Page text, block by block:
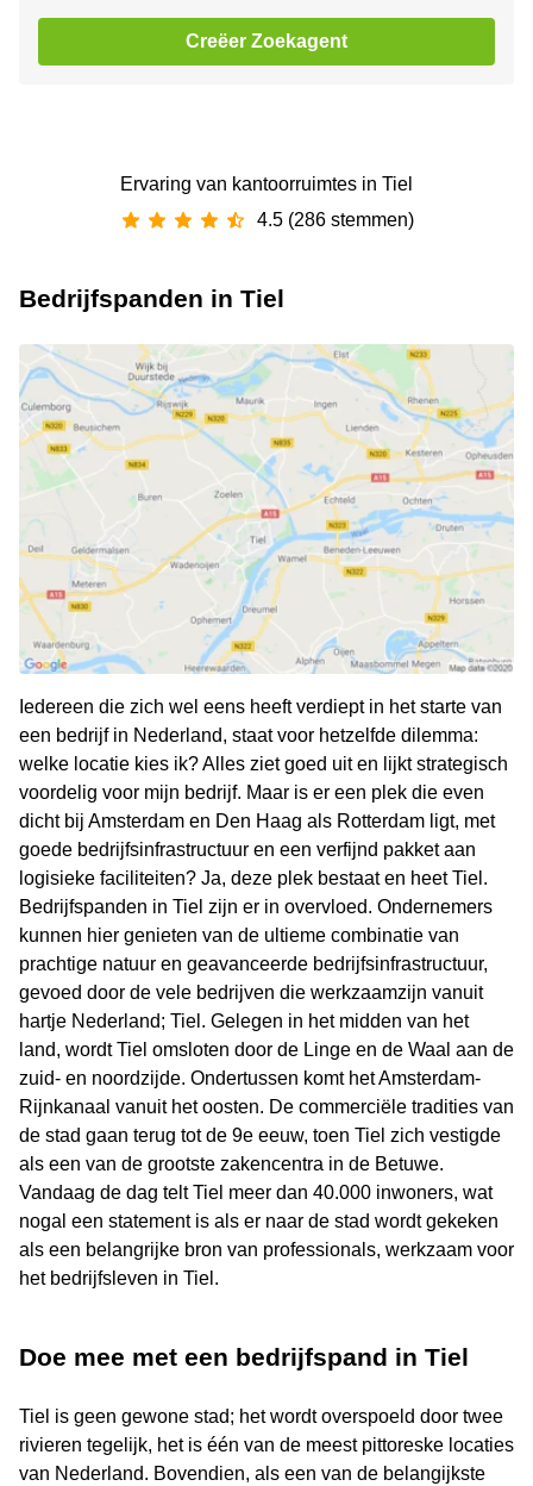
Creëer Zoekagent
Ervaring van ‪kantoorruimtes‬ in Tiel
4.5 (286 stemmen)
Bedrijfspanden in Tiel
Iedereen die zich wel eens heeft verdiept in het starte van
een bedrijf in Nederland, staat voor hetzelfde dilemma:
welke locatie kies ik? Alles ziet goed uit en lijkt strategisch
voordelig voor mijn bedrijf. Maar is er een plek die even
dicht bij Amsterdam en Den Haag als Rotterdam ligt, met
goede bedrijfsinfrastructuur en een verfijnd pakket aan
logisieke faciliteiten? Ja, deze plek bestaat en heet Tiel.
Bedrijfspanden in Tiel zijn er in overvloed. Ondernemers
kunnen hier genieten van de ultieme combinatie van
prachtige natuur en geavanceerde bedrijfsinfrastructuur,
gevoed door de vele bedrijven die werkzaamzijn vanuit
hartje Nederland; Tiel. Gelegen in het midden van het
land, wordt Tiel omsloten door de Linge en de Waal aan de
zuid- en noordzijde. Ondertussen komt het Amsterdam-
Rijnkanaal vanuit het oosten. De commerciële tradities van
de stad gaan terug tot de 9e eeuw, toen Tiel zich vestigde
als een van de grootste zakencentra in de Betuwe.
Vandaag de dag telt Tiel meer dan 40.000 inwoners, wat
nogal een statement is als er naar de stad wordt gekeken
als een belangrijke bron van professionals, werkzaam voor
het bedrijfsleven in Tiel.
Doe mee met een bedrijfspand in Tiel
Tiel is geen gewone stad; het wordt overspoeld door twee
rivieren tegelijk, het is één van de meest pittoreske locaties
van Nederland. Bovendien, als een van de belangijkste